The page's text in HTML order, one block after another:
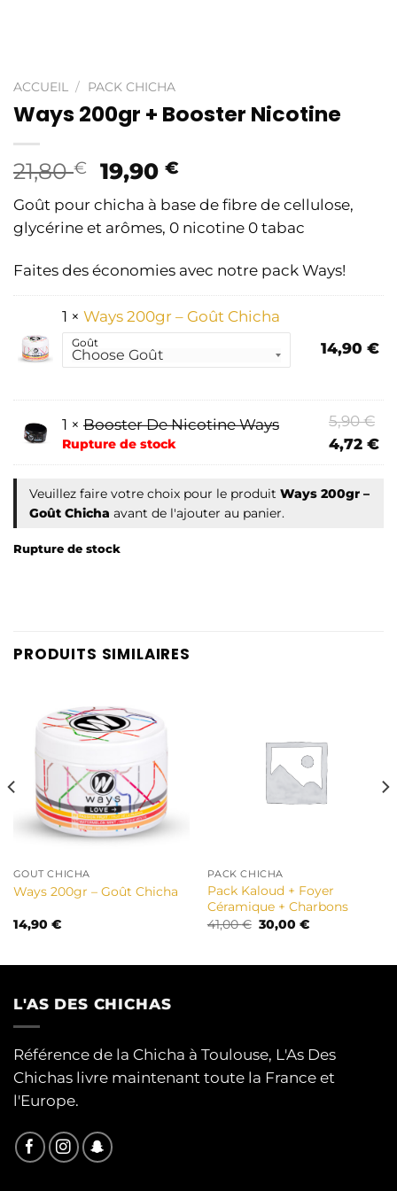
ACCUEIL / PACK CHICHA
Ways 200gr + Booster Nicotine
21,80€
Le
prix
initial
était :
21,80 €.
19,90 €Le
prix
actuel
est :
Goût pour chicha à base de fibre de cellulose,
glycérine et arômes, 0 nicotine 0 tabac
Faites des économies avec notre pack Ways!
1 × Ways 200gr – Goût Chicha
Goût 14,90 €
1 × Booster De Nicotine Ways
Rupture de stock
5,90€
4,72 €Le
Veuillez faire votre choix pour le produit Ways 200gr –
Goût Chicha avant de l'ajouter au panier.
Rupture de stock
PRODUITS SIMILAIRES
GOUT CHICHA
Ways 200gr – Goût Chicha
14,90 €
PACK CHICHA
Pack Kaloud + Foyer
Céramique + Charbons
41,00€ Le
prix
30,00€Le
L'AS DES CHICHAS
Référence de la Chicha à Toulouse, L'As Des
Chichas livre maintenant toute la France et
l'Europe.